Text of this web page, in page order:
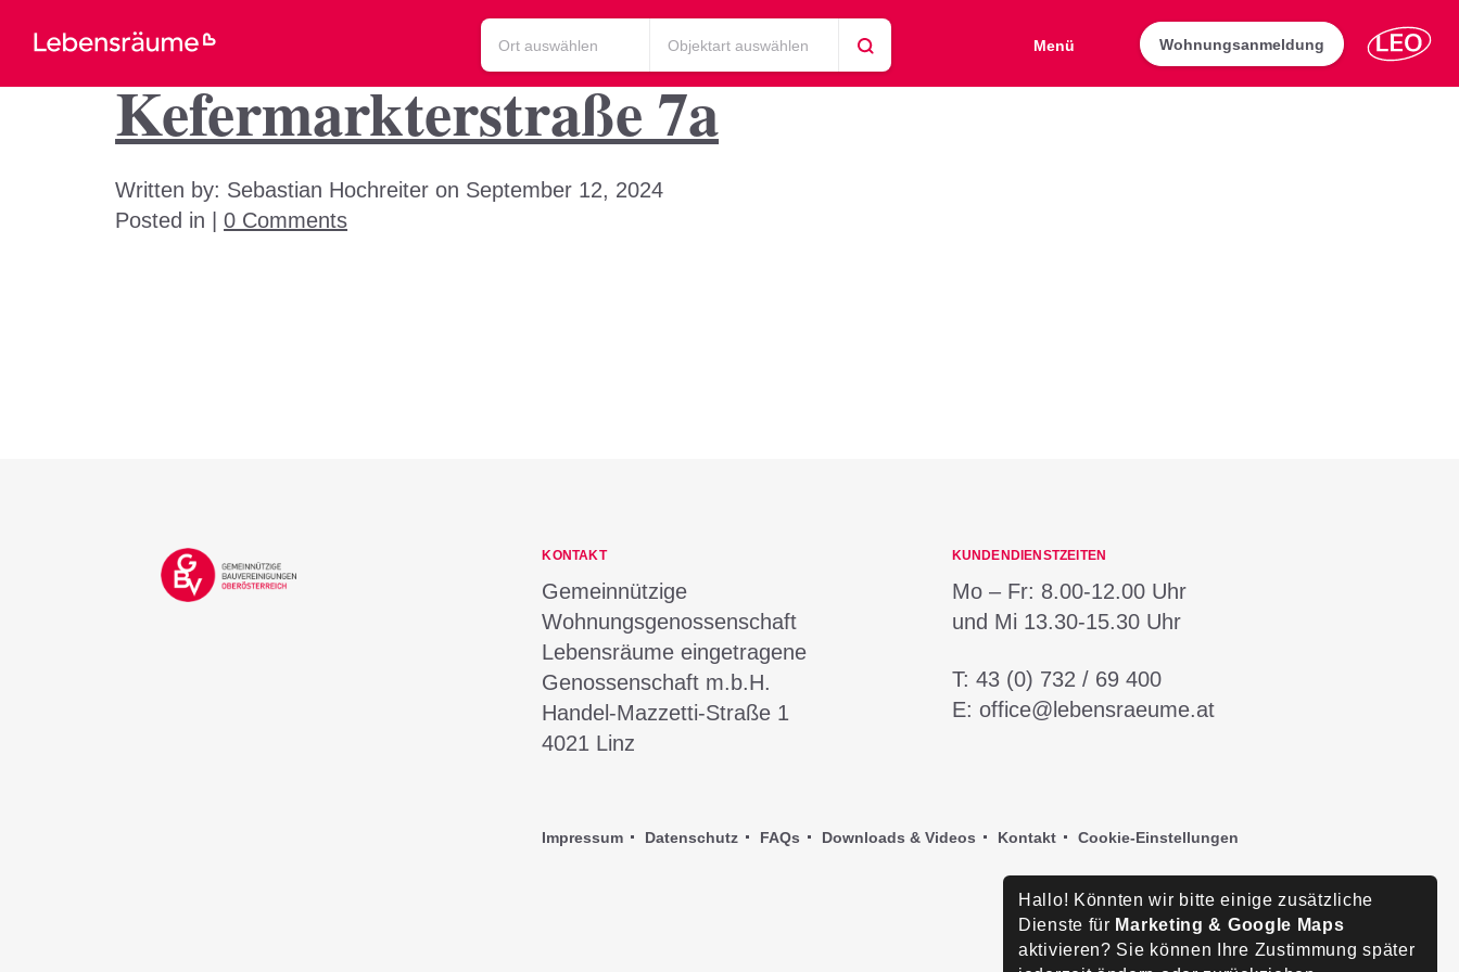
Ort auswählen Objektart auswählen Menü Wohnungsanmeldung
Kefermarkterstraße 7a
Written by: Sebastian Hochreiter on September 12, 2024
Posted in |0 Comments
KONTAKT
Gemeinnützige
Wohnungsgenossenschaft
Lebensräume eingetragene
Genossenschaft m.b.H.
Handel-Mazzetti-Straße 1
4021 Linz
KUNDENDIENSTZEITEN
Mo – Fr: 8.00-12.00 Uhr
und Mi 13.30-15.30 Uhr
T: 43 (0) 732 / 69 400
E: office@lebensraeume.at
Impressum Datenschutz FAQs Downloads & Videos Kontakt Cookie-Einstellungen
Hallo! Könnten wir bitte einige zusätzliche
Dienste für Marketing & Google Maps
aktivieren? Sie können Ihre Zustimmung später